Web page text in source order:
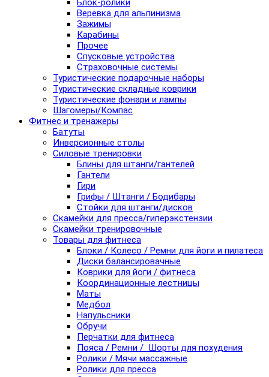
Блок-ролики
Веревка для альпинизма
Зажимы
Карабины
Прочее
Спусковые устройства
Страховочные системы
Туристические подарочные наборы
Туристические складные коврики
Туристические фонари и лампы
Шагомеры/Компас
Фитнес и тренажеры
Батуты
Инверсионные столы
Силовые тренировки
Блины для штанги/гантелей
Гантели
Гири
Грифы / Штанги / Бодибары
Стойки для штанги/дисков
Скамейки для пресса/гиперэкстензии
Скамейки тренировочные
Товары для фитнеса
Блоки / Колесо / Ремни для йоги и пилатеса
Диски балансировачные
Коврики для йоги / фитнеса
Координационные лестницы
Маты
Медбол
Напульсники
Обручи
Перчатки для фитнеса
Пояса / Ремни / Шорты для похудения
Ролики / Мячи массажные
Ролики для пресса